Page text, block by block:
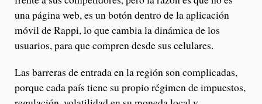
una página web, es un botón dentro de la aplicación
móvil de Rappi, lo que cambia la dinámica de los
usuarios, para que compren desde sus celulares.
Las barreras de entrada en la región son complicadas,
porque cada país tiene su propio régimen de impuestos,